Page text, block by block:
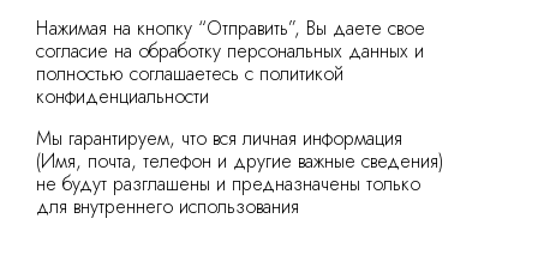
Нажимая на кнопку “Отправить”, Вы даете свое
согласие на обработку персональных данных и
полностью соглашаетесь с политикой
конфиденциальности
Мы гарантируем, что вся личная информация
(Имя, почта, телефон и другие важные сведения)
не будут разглашены и предназначены только
для внутреннего использования